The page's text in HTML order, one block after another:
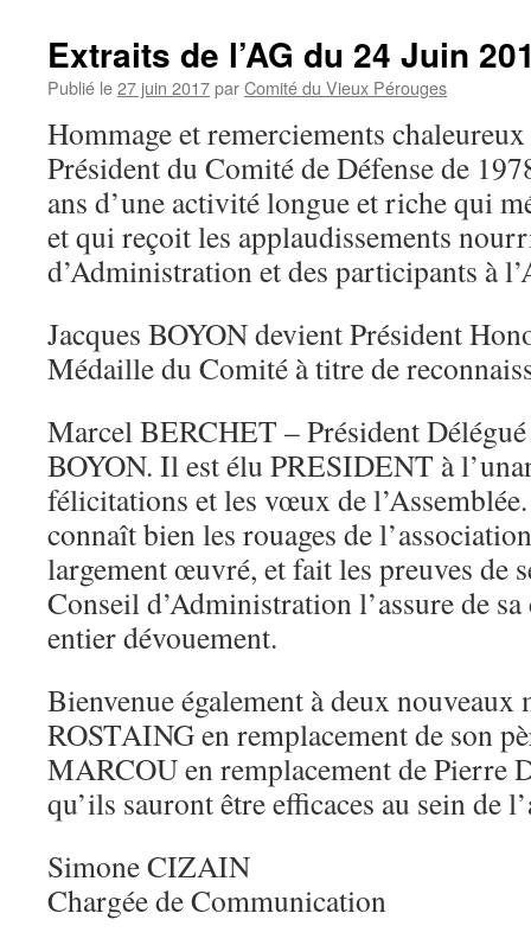
2017
Extraits de l’AG du 24 Juin
Publié le27 juin 2017parComité du Vieux Pérouges
Hommage et remerciements
Président du Comité de Défense de
ans d’une activité longue et riche qui
et qui reçoit les applaudissements
d’Administration et des participants à
Jacques BOYON devient Président
Médaille du Comité à titre de
Marcel BERCHET – Président Délégué
BOYON. Il est élu PRESIDENT à
félicitations et les vœux de
connaît bien les rouages de
largement œuvré, et fait les preuves de
Conseil d’Administration l’assure de
entier dévouement.
Bienvenue également à deux nouveaux
ROSTAING en remplacement de son
MARCOU en remplacement de Pierre
qu’ils sauront être efficaces au sein de
Simone CIZAIN
Chargée de Communication